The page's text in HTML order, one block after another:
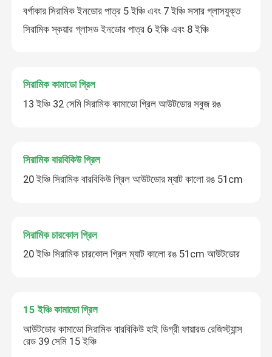
বর্গাকার সিরামিক ইনডোর পাত্র 5 ইঞ্চি এবং 7 ইঞ্চি সসার গ্লাসযুক্ত
সিরামিক স্কয়ার গ্লাসড ইনডোর পাত্র 6 ইঞ্চি এবং 8 ইঞ্চি
সিরামিক কামাডো গ্রিল
13 ইঞ্চি 32 সেমি সিরামিক কামাডো গ্রিল আউটডোর সবুজ রঙ
সিরামিক বারবিকিউ গ্রিল
20 ইঞ্চি সিরামিক বারবিকিউ গ্রিল আউটডোর ম্যাট কালো রঙ 51cm
সিরামিক চারকোল গ্রিল
20 ইঞ্চি সিরামিক চারকোল গ্রিল ম্যাট কালো রঙ 51cm আউটডোর
15 ইঞ্চি কামাডো গ্রিল
আউটডোর কামাডো সিরামিক বারবিকিউ হাই ডিগ্রী ফায়ারড রেজিস্ট্যান্স
রেড 39 সেমি 15 ইঞ্চি